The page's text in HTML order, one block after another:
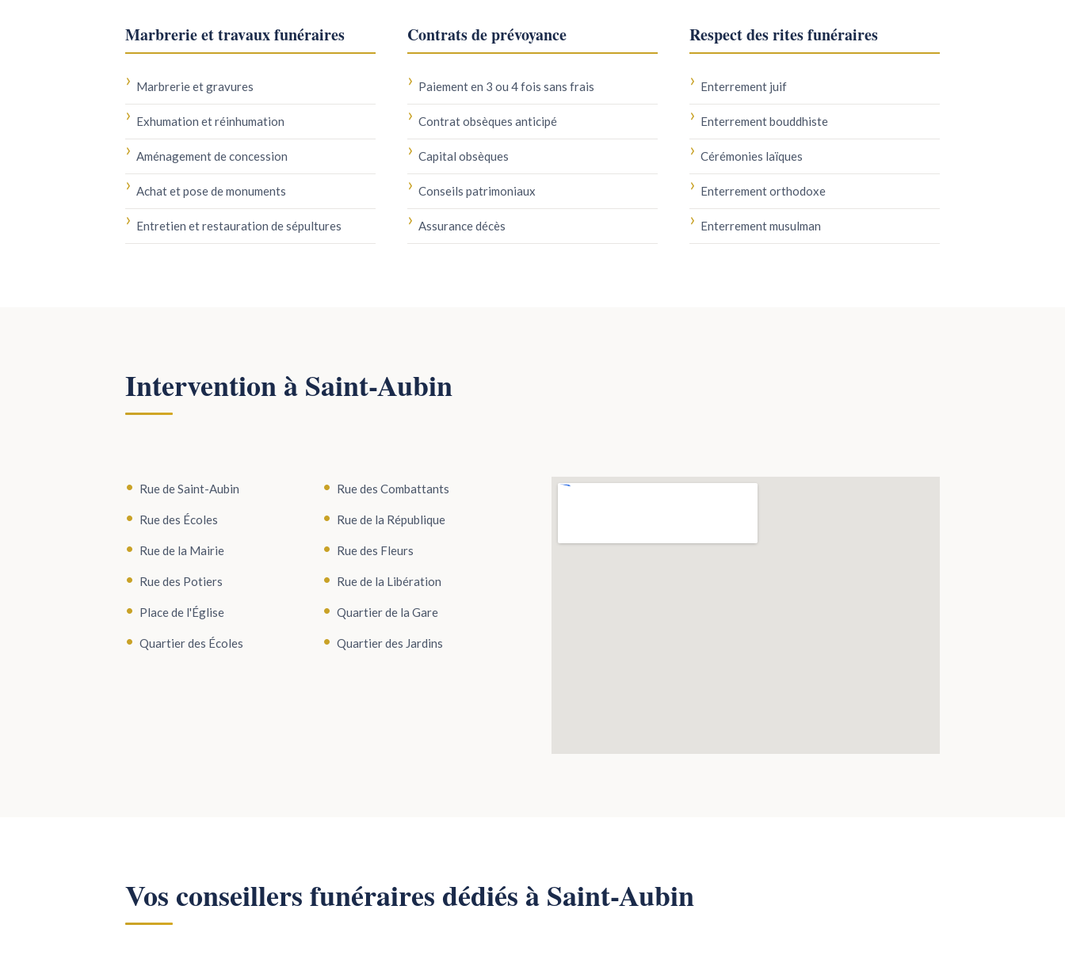
Marbrerie et travaux funéraires
Marbrerie et gravures
Exhumation et réinhumation
Aménagement de concession
Achat et pose de monuments
Entretien et restauration de sépultures
Contrats de prévoyance
Paiement en 3 ou 4 fois sans frais
Contrat obsèques anticipé
Capital obsèques
Conseils patrimoniaux
Assurance décès
Respect des rites funéraires
Enterrement juif
Enterrement bouddhiste
Cérémonies laïques
Enterrement orthodoxe
Enterrement musulman
Intervention à Saint-Aubin
Rue de Saint-Aubin Rue des Combattants
Rue des Écoles Rue de la République
Rue de la Mairie Rue des Fleurs
Rue des Potiers Rue de la Libération
Place de l'Église Quartier de la Gare
Quartier des Écoles Quartier des Jardins
Vos conseillers funéraires dédiés à Saint-Aubin